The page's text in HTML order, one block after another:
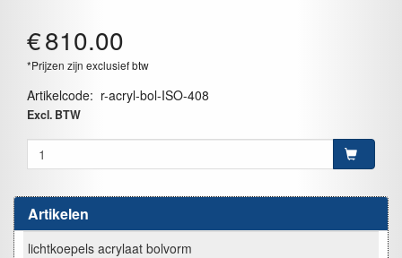
Artikelen
lichtkoepels acrylaat bolvorm
€810.00
*Prijzen zijn exclusief btw
Artikelcode: r-acryl-bol-ISO-408
Excl. BTW